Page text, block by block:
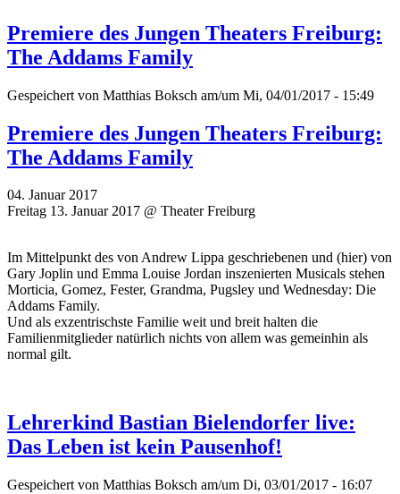
Premiere des Jungen Theaters Freiburg:
The Addams Family
Gespeichert von Matthias Boksch am/um Mi, 04/01/2017 - 15:49
Premiere des Jungen Theaters Freiburg:
The Addams Family
04. Januar 2017
Freitag 13. Januar 2017 @ Theater Freiburg
Im Mittelpunkt des von Andrew Lippa geschriebenen und (hier) von
Gary Joplin und Emma Louise Jordan inszenierten Musicals stehen
Morticia, Gomez, Fester, Grandma, Pugsley und Wednesday: Die
Addams Family.
Und als exzentrischste Familie weit und breit halten die
Familienmitglieder natürlich nichts von allem was gemeinhin als
normal gilt.
Lehrerkind Bastian Bielendorfer live:
Das Leben ist kein Pausenhof!
Gespeichert von Matthias Boksch am/um Di, 03/01/2017 - 16:07